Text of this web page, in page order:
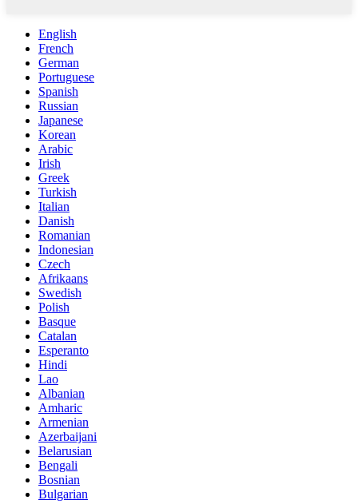
English
French
German
Portuguese
Spanish
Russian
Japanese
Korean
Arabic
Irish
Greek
Turkish
Italian
Danish
Romanian
Indonesian
Czech
Afrikaans
Swedish
Polish
Basque
Catalan
Esperanto
Hindi
Lao
Albanian
Amharic
Armenian
Azerbaijani
Belarusian
Bengali
Bosnian
Bulgarian